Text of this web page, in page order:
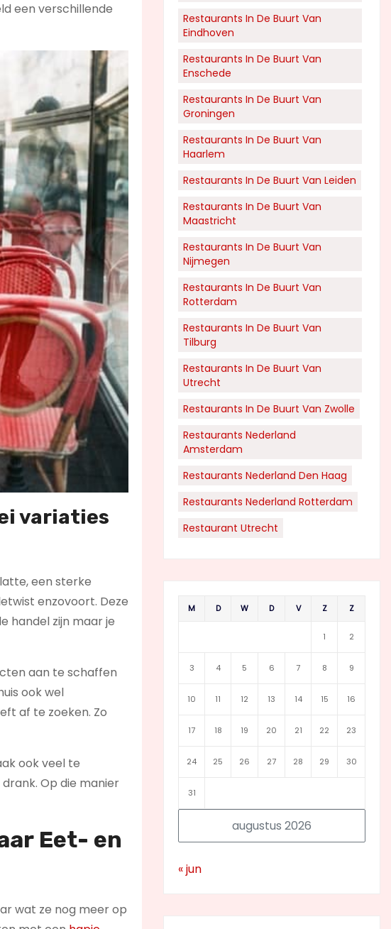
een verschillende
variaties
een sterke
enzovoort. Deze
handel zijn maar je
aan te schaffen
ook wel
af te zoeken. Zo
ook veel te
Op die manier
Eet- en
wat ze nog meer op
Restaurants In De Buurt Van
Eindhoven
Restaurants In De Buurt Van
Enschede
Restaurants In De Buurt Van
Groningen
Restaurants In De Buurt Van
Haarlem
Restaurants In De Buurt Van Leiden
Restaurants In De Buurt Van
Maastricht
Restaurants In De Buurt Van
Nijmegen
Restaurants In De Buurt Van
Rotterdam
Restaurants In De Buurt Van
Tilburg
Restaurants In De Buurt Van
Utrecht
Restaurants In De Buurt Van Zwolle
Restaurants Nederland
Amsterdam
Restaurants Nederland Den Haag
Restaurants Nederland Rotterdam
Restaurant Utrecht
augustus 2026
M D W D V Z Z
1 2
3 4 5 6 7 8 9
10 11 12 13 14 15 16
17 18 19 20 21 22 23
24 25 26 27 28 29 30
31
« jun